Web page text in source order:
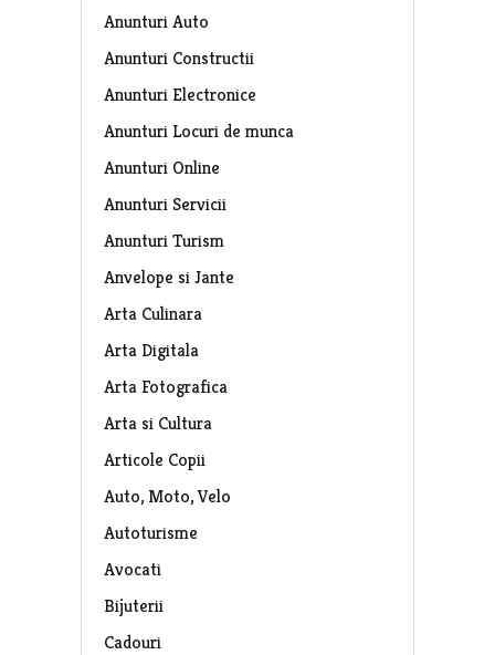
Anunturi Auto
Anunturi Constructii
Anunturi Electronice
Anunturi Locuri de munca
Anunturi Online
Anunturi Servicii
Anunturi Turism
Anvelope si Jante
Arta Culinara
Arta Digitala
Arta Fotografica
Arta si Cultura
Articole Copii
Auto, Moto, Velo
Autoturisme
Avocati
Bijuterii
Cadouri